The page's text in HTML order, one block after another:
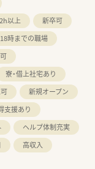
以上
新卒可
時までの職場
寮・借上社宅あり
新規オープン
支援あり
ヘルプ体制充実
高収入